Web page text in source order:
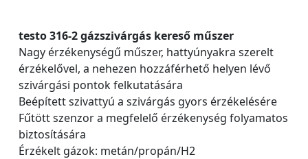
testo 316-2 gázszivárgás kereső műszer
Nagy érzékenységű műszer, hattyúnyakra szerelt
érzékelővel, a nehezen hozzáférhető helyen lévő
szivárgási pontok felkutatására
Beépített szivattyú a szivárgás gyors érzékelésére
Fűtött szenzor a megfelelő érzékenység folyamatos
biztosítására
Érzékelt gázok: metán/propán/H2